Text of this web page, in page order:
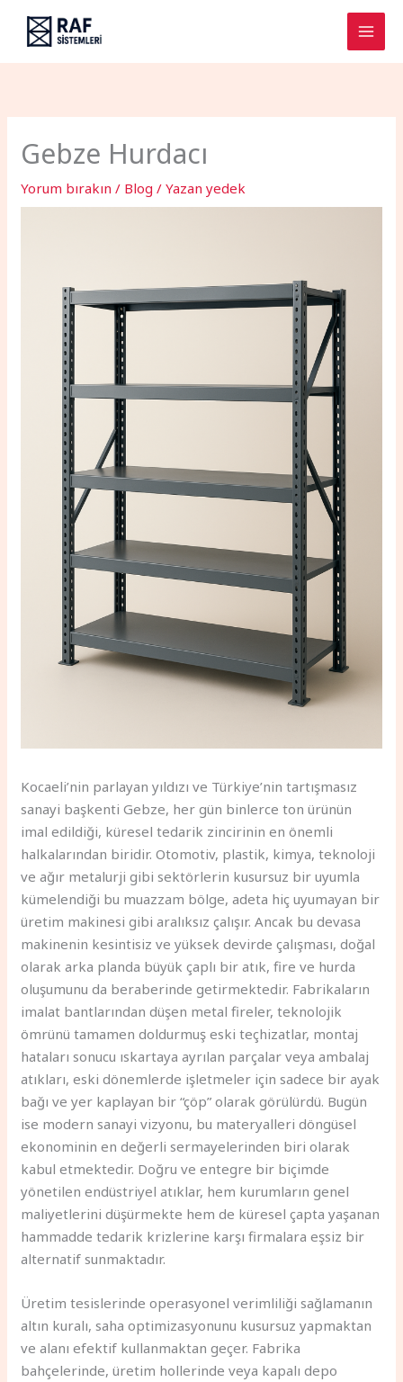
Gebze Hurdacı
Yorum bırakın / Blog / Yazan yedek
Kocaeli’nin parlayan yıldızı ve Türkiye’nin tartışmasız
sanayi başkenti Gebze, her gün binlerce ton ürünün
imal edildiği, küresel tedarik zincirinin en önemli
halkalarından biridir. Otomotiv, plastik, kimya, teknoloji
ve ağır metalurji gibi sektörlerin kusursuz bir uyumla
kümelendiği bu muazzam bölge, adeta hiç uyumayan bir
üretim makinesi gibi aralıksız çalışır. Ancak bu devasa
makinenin kesintisiz ve yüksek devirde çalışması, doğal
olarak arka planda büyük çaplı bir atık, fire ve hurda
oluşumunu da beraberinde getirmektedir. Fabrikaların
imalat bantlarından düşen metal fireler, teknolojik
ömrünü tamamen doldurmuş eski teçhizatlar, montaj
hataları sonucu ıskartaya ayrılan parçalar veya ambalaj
atıkları, eski dönemlerde işletmeler için sadece bir ayak
bağı ve yer kaplayan bir “çöp” olarak görülürdü. Bugün
ise modern sanayi vizyonu, bu materyalleri döngüsel
ekonominin en değerli sermayelerinden biri olarak
kabul etmektedir. Doğru ve entegre bir biçimde
yönetilen endüstriyel atıklar, hem kurumların genel
maliyetlerini düşürmekte hem de küresel çapta yaşanan
hammadde tedarik krizlerine karşı firmalara eşsiz bir
alternatif sunmaktadır.
Üretim tesislerinde operasyonel verimliliği sağlamanın
altın kuralı, saha optimizasyonunu kusursuz yapmaktan
ve alanı efektif kullanmaktan geçer. Fabrika
bahçelerinde, üretim hollerinde veya kapalı depo